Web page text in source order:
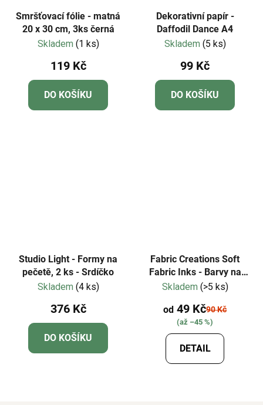
Smršťovací fólie - matná
20 x 30 cm, 3ks černá
Skladem (1 ks)
119 Kč
DO KOŠÍKU
Dekorativní papír -
Daffodil Dance A4
Skladem (5 ks)
99 Kč
DO KOŠÍKU
Studio Light - Formy na
pečetě, 2 ks - Srdíčko
Skladem (4 ks)
376 Kč
DO KOŠÍKU
Fabric Creations Soft
Fabric Inks - Barvy na
textil
Skladem (>5 ks)
od 49 Kč90 Kč
(až –45 %)
DETAIL